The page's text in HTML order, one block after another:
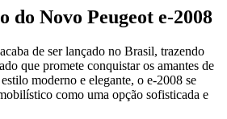
do Novo Peugeot e-2008
de ser lançado no Brasil, trazendo
que promete conquistar os amantes de
moderno e elegante, o e-2008 se
como uma opção sofisticada e